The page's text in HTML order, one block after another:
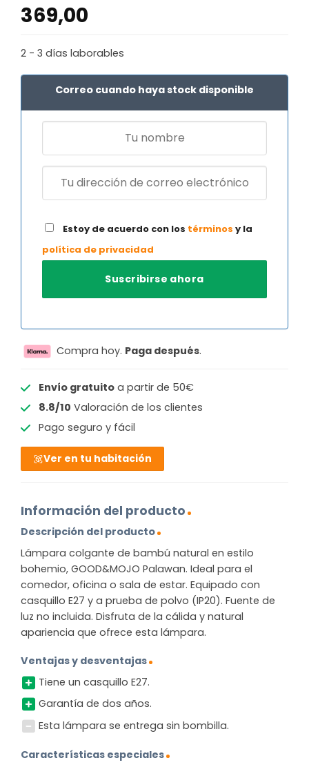
369,00
2 - 3 días laborables
Correo cuando haya stock disponible
Estoy de acuerdo con los términos y la
política de privacidad
Compra hoy. Paga después.
Envío gratuitoa partir de 50€
8.8/10 Valoración de los clientes
Pago seguro y fácil
Ver en tu habitación
Información del producto
Descripción del producto
Lámpara colgante de bambú natural en estilo
bohemio, GOOD&MOJO Palawan. Ideal para el
comedor, oficina o sala de estar. Equipado con
casquillo E27 y a prueba de polvo (IP20). Fuente de
luz no incluida. Disfruta de la cálida y natural
apariencia que ofrece esta lámpara.
Ventajas y desventajas
Tiene un casquillo E27.
Garantía de dos años.
Esta lámpara se entrega sin bombilla.
Características especiales